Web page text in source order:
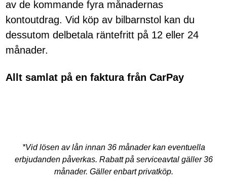
av de kommande fyra månadernas
kontoutdrag. Vid köp av bilbarnstol kan du
dessutom delbetala räntefritt på 12 eller 24
månader.
Allt samlat på en faktura från CarPay
*Vid lösen av lån innan 36 månader kan eventuella
erbjudanden påverkas. Rabatt på serviceavtal gäller 36
månader. Gäller enbart privatköp.